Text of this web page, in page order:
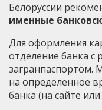
Белоруссии
именные
Для оформления
отделение банка с
загранпаспортом.
на определенное
банка (на сайте